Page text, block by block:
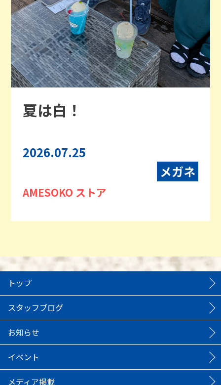
夏は白！
2026.07.25
メガネ
AMESOKO ストア
トップ
スタッフブログ
お知らせ
イベント
メディア掲載